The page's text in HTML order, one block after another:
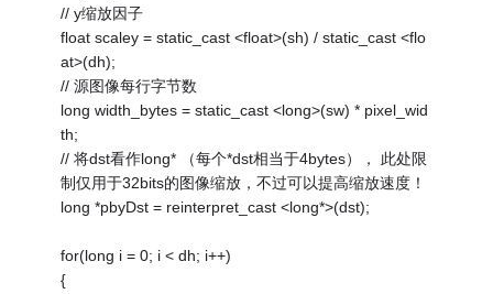
// y缩放因子
float scaley = static_cast <float>(sh) / static_cast <flo
at>(dh);
// 源图像每行字节数
long width_bytes = static_cast <long>(sw) * pixel_wid
th;
// 将dst看作long* （每个*dst相当于4bytes）， 此处限
制仅用于32bits的图像缩放，不过可以提高缩放速度！
long *pbyDst = reinterpret_cast <long*>(dst);
for(long i = 0; i < dh; i++)
{